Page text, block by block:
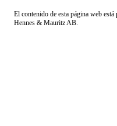
El contenido de esta página web
Hennes & Mauritz AB.